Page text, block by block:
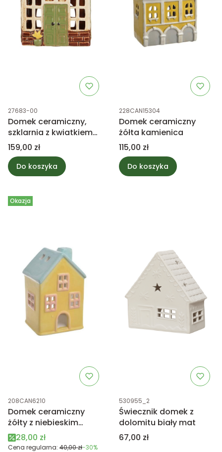
Kod produktu
27683-00
Domek ceramiczny,
szklarnia z kwiatkiem
Orangerie
Cena
159,00 zł
Do koszyka
Kod produktu
228CAN15304
Domek ceramiczny
żółta kamienica
Cena
115,00 zł
Do koszyka
Okazja
Kod produktu
208CAN6210
Domek ceramiczny
żółty z niebieskim
dachem
Cena promocyjna
28,00 zł
Cena regularna: 40,00 zł-30%
Kod produktu
530955_2
Świecznik domek z
dolomitu biały mat
Cena
67,00 zł